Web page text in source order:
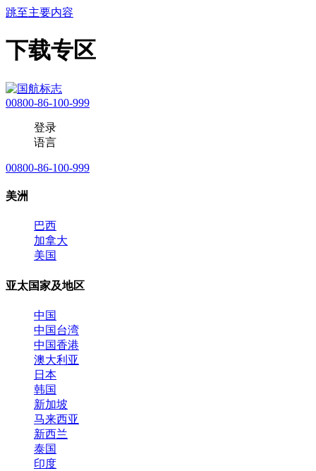
跳至主要内容
下载专区
00800-86-100-999
登录
语言
00800-86-100-999
美洲
巴西
加拿大
美国
亚太国家及地区
中国
中国台湾
中国香港
澳大利亚
日本
韩国
新加坡
马来西亚
新西兰
泰国
印度